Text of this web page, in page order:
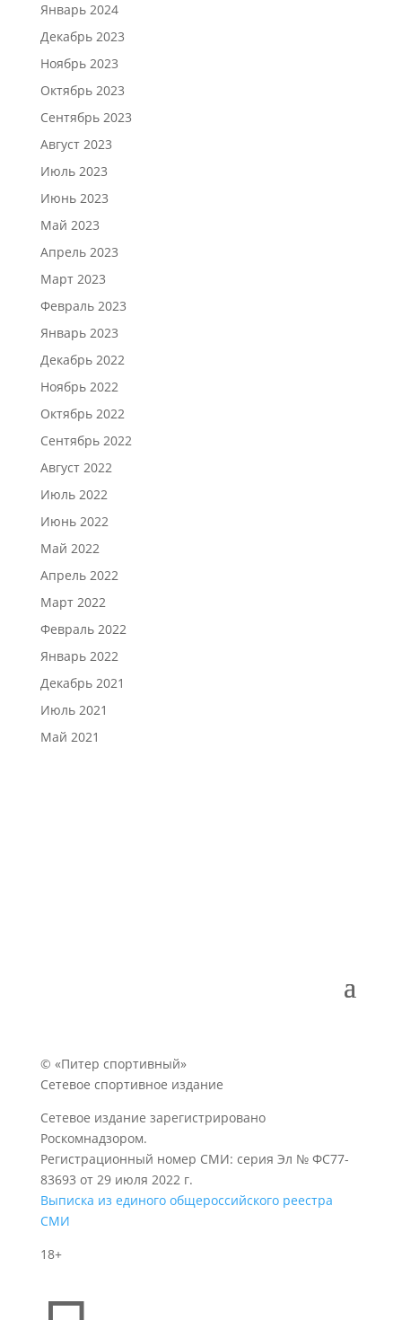
Январь 2024
Декабрь 2023
Ноябрь 2023
Октябрь 2023
Сентябрь 2023
Август 2023
Июль 2023
Июнь 2023
Май 2023
Апрель 2023
Март 2023
Февраль 2023
Январь 2023
Декабрь 2022
Ноябрь 2022
Октябрь 2022
Сентябрь 2022
Август 2022
Июль 2022
Июнь 2022
Май 2022
Апрель 2022
Март 2022
Февраль 2022
Январь 2022
Декабрь 2021
Июль 2021
Май 2021
© «Питер спортивный»
Сетевое спортивное издание
Сетевое издание зарегистрировано
Роскомнадзором.
Регистрационный номер СМИ: серия Эл № ФС77-
83693 от 29 июля 2022 г.
Выписка из единого общероссийского реестра
СМИ
18+